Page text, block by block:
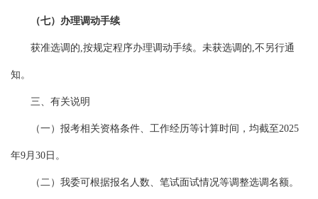
（七）办理调动手续
获准选调的,按规定程序办理调动手续。未获选调的,不另行通
知。
三、有关说明
（一）报考相关资格条件、工作经历等计算时间，均截至2025
年9月30日。
（二）我委可根据报名人数、笔试面试情况等调整选调名额。